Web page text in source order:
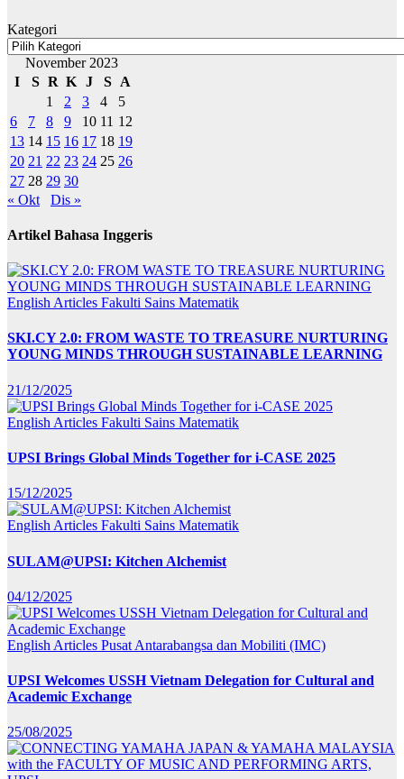
Kategori
November 2023
I
S R K J S
A
1
2 3 4
5
6
7 8 9 10 11 12
13 14 15 16 17 18 19
20 21 22 23 24 25 26
27 28 29 30
« Okt
Dis »
Artikel Bahasa Inggeris
English Articles Fakulti Sains Matematik
SKI.CY 2.0: FROM WASTE TO TREASURE NURTURING
YOUNG MINDS THROUGH SUSTAINABLE LEARNING
21/12/2025
English Articles Fakulti Sains Matematik
UPSI Brings Global Minds Together for i-CASE 2025
15/12/2025
English Articles Fakulti Sains Matematik
SULAM@UPSI: Kitchen Alchemist
04/12/2025
English Articles Pusat Antarabangsa dan Mobiliti (IMC)
UPSI Welcomes USSH Vietnam Delegation for Cultural and
Academic Exchange
25/08/2025